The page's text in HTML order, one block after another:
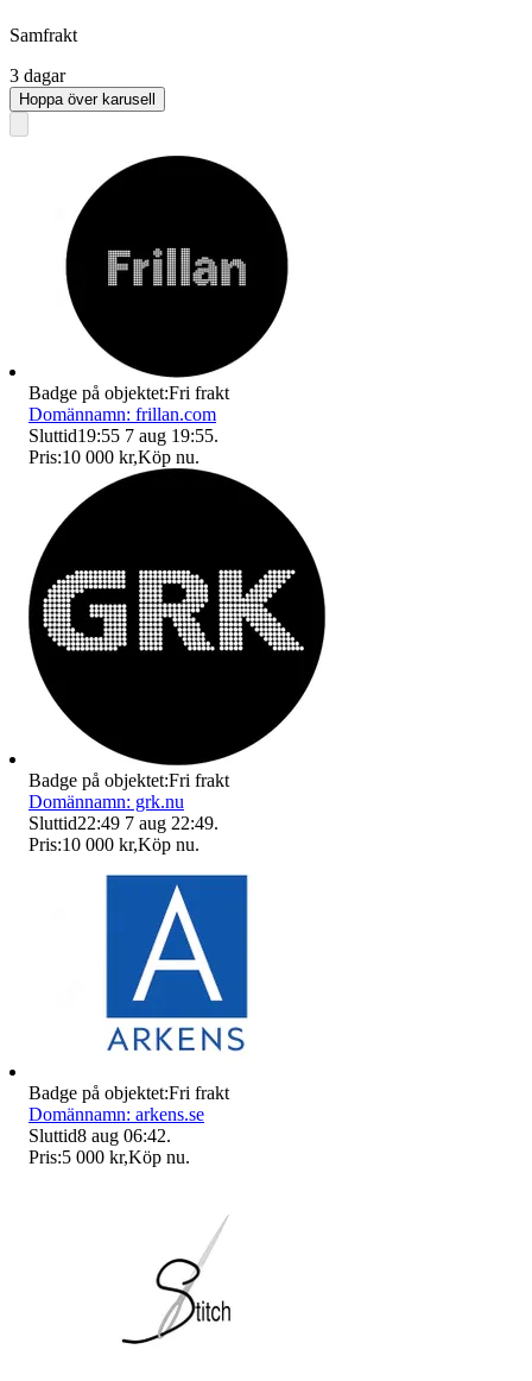
Samfrakt
3 dagar
Hoppa över karusell
Badge på objektet:Fri frakt
Domännamn: frillan.com
Sluttid19:55 7 aug 19:55.
Pris:10 000 kr,Köp nu.
Badge på objektet:Fri frakt
Domännamn: grk.nu
Sluttid22:49 7 aug 22:49.
Pris:10 000 kr,Köp nu.
Badge på objektet:Fri frakt
Domännamn: arkens.se
Sluttid8 aug 06:42.
Pris:5 000 kr,Köp nu.